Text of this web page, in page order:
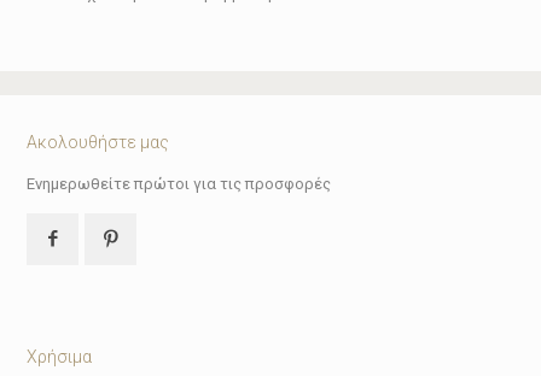
Ακολουθήστε μας
Ενημερωθείτε πρώτοι για τις προσφορές
Χρήσιμα